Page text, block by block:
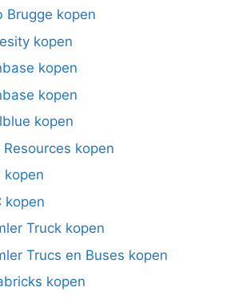
Brugge kopen
kopen
kopen
kopen
kopen
kopen
kopen
kopen
Truck kopen
Trucs en Buses kopen
kopen